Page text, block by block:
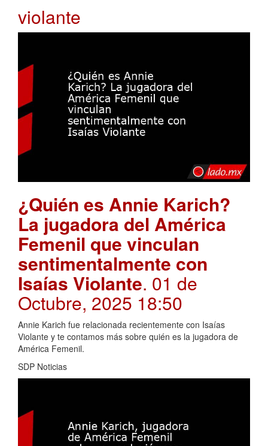
violante
¿Quién es Annie Karich?
La jugadora del América
Femenil que vinculan
sentimentalmente con
Isaías Violante. 01 de
Octubre, 2025 18:50
Annie Karich fue relacionada recientemente con Isaías
Violante y te contamos más sobre quién es la jugadora de
América Femenil.
SDP Noticias